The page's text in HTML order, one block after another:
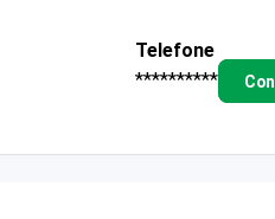
Telefone
**********